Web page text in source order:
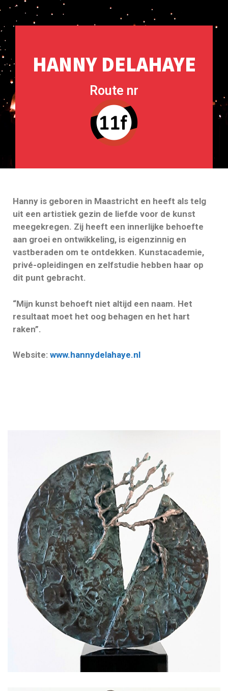
HANNY DELAHAYE
Route nr
Hanny is geboren in Maastricht en heeft als telg
uit een artistiek gezin de liefde voor de kunst
meegekregen. Zij heeft een innerlijke behoefte
aan groei en ontwikkeling, is eigenzinnig en
vastberaden om te ontdekken. Kunstacademie,
privé-opleidingen en zelfstudie hebben haar op
dit punt gebracht.
“Mijn kunst behoeft niet altijd een naam. Het
resultaat moet het oog behagen en het hart
raken”.
Website: www.hannydelahaye.nl